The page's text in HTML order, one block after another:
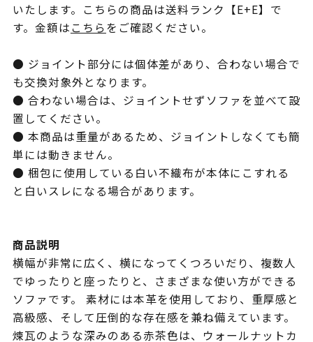
いたします。こちらの商品は送料ランク【E+E】で
す。金額はこちらをご確認ください。
● ジョイント部分には個体差があり、合わない場合で
も交換対象外となります。
● 合わない場合は、ジョイントせずソファを並べて設
置してください。
● 本商品は重量があるため、ジョイントしなくても簡
単には動きません。
● 梱包に使用している白い不織布が本体にこすれる
と白いスレになる場合があります。
商品説明
横幅が非常に広く、横になってくつろいだり、複数人
でゆったりと座ったりと、さまざまな使い方ができる
ソファです。 素材には本革を使用しており、重厚感と
高級感、そして圧倒的な存在感を兼ね備えています。
煉瓦のような深みのある赤茶色は、ウォールナットカ